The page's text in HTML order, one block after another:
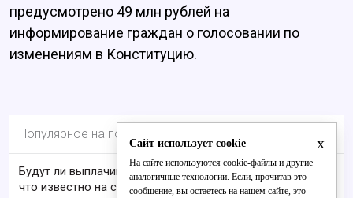
предусмотрено 49 млн рублей на
информирование граждан о голосовании по
изменениям в Конституцию.
Популярное на портале
Будут ли выплачивать 13-ю пенсию в 2026 году:
что известно на сегодня
x
Сайт использует cookie
На сайте используются cookie-файлы и другие
аналогичные технологии. Если, прочитав это
сообщение, вы остаетесь на нашем сайте, это